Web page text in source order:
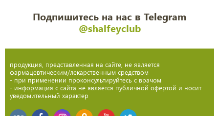
Подпишитесь на нас в Telegram
@shalfeyclub
продукция, представленная на сайте, не является
фармацевтическим/лекарственным средством
- при применении проконсультируйтесь с врачом
- информация с сайта не является публичной офертой и носит
уведомительный характер